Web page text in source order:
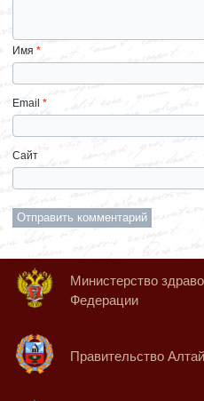
Имя*
Email*
Сайт
Министерство
Федерации
Правительство